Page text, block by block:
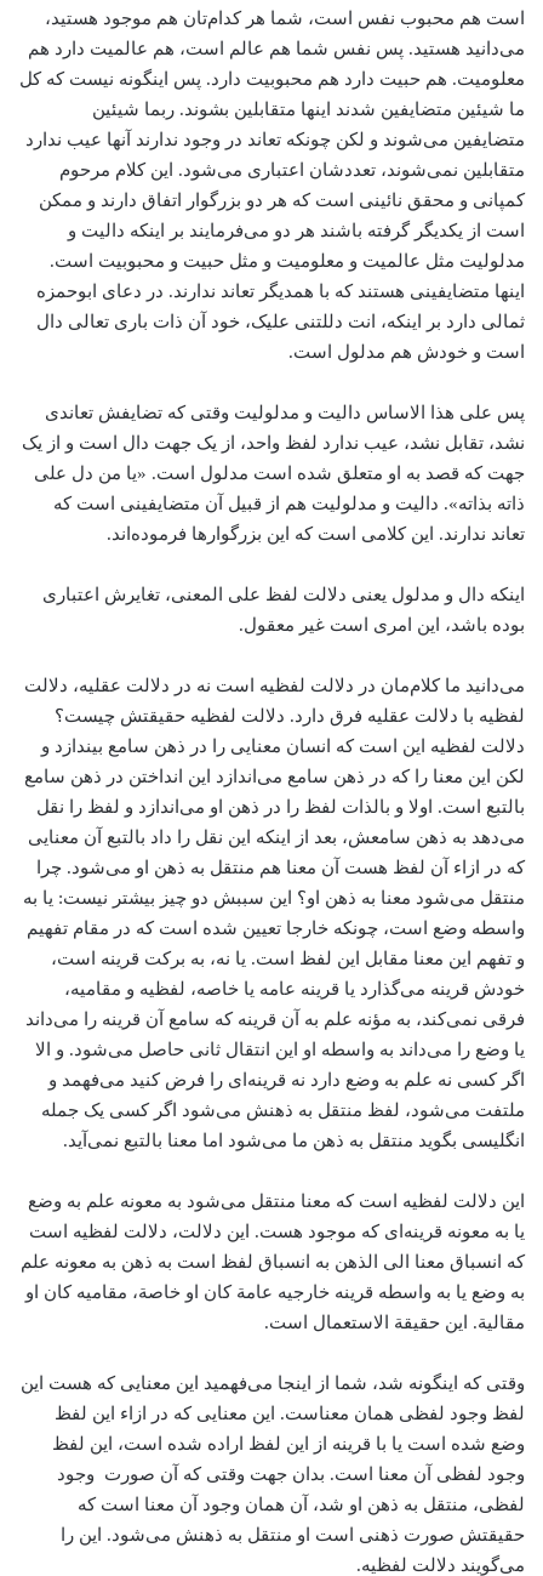
است هم محبوب نفس است، شما هر کدام‌‌تان هم موجود هستید،
می‌دانید هستید. پس نفس شما هم عالم است، هم عالمیت دارد هم
معلومیت. هم حبیت دارد هم محبوبیت دارد. پس اینگونه نیست که کل
ما شیئین متضایفین شدند اینها متقابلین بشوند. ربما شیئین
متضایفین می‌شوند و لکن چونکه تعاند در وجود ندارند آنها عیب ندارد
متقابلین نمی‌شوند، تعددشان اعتباری می‌شود. این کلام مرحوم
کمپانی و محقق نائینی است که هر دو بزرگوار اتفاق دارند و ممکن
است از یکدیگر گرفته باشند هر دو می‌فرمایند بر اینکه دالیت و
مدلولیت مثل عالمیت و معلومیت و مثل حبیت و محبوبیت است.
اینها متضایفینی هستند که با همدیگر تعاند ندارند. در دعای ابوحمزه
ثمالی دارد بر اینکه، انت دللتنی علیک، خود آن ذات باری تعالی دال
است و خودش هم مدلول است.
پس علی هذا الاساس دالیت و مدلولیت وقتی که تضایفش تعاندی
نشد، تقابل نشد، عیب ندارد لفظ واحد، از یک جهت دال است و از یک
جهت که قصد به او متعلق شده است مدلول است. «یا من دل علی
ذاته بذاته». دالیت و مدلولیت هم از قبیل آن متضایفینی است که
تعاند ندارند. این کلامی است که این بزرگوارها فرموده‌اند.
اینکه دال و مدلول یعنی دلالت لفظ علی المعنی، تغایرش اعتباری
بوده باشد، این امری است غیر معقول.
می‌دانید ما کلام‌مان در دلالت لفظیه است نه در دلالت عقلیه، دلالت
لفظیه با دلالت عقلیه فرق دارد. دلالت لفظیه حقیقتش چیست؟
دلالت لفظیه این است که انسان معنایی را در ذهن سامع بیندازد و
لکن این معنا را که در ذهن سامع می‌اندازد این انداختن در ذهن سامع
بالتبع است. اولا و بالذات لفظ را در ذهن او می‌اندازد و لفظ را نقل
می‌دهد به ذهن سامعش، بعد از اینکه این نقل را داد بالتبع آن معنایی
که در ازاء‌ آن لفظ هست آن معنا هم منتقل به ذهن او می‌شود. چرا
منتقل می‌شود معنا به ذهن او؟ این سببش دو چیز بیشتر نیست: یا به
واسطه وضع است، چونکه خارجا تعیین شده است که در مقام تفهیم
و تفهم این معنا مقابل این لفظ است. یا نه، ‌به برکت قرینه است،
خودش قرینه می‌گذارد یا قرینه عامه یا خاصه، ‌لفظیه و مقامیه،
‌فرقی نمی‌کند، به مؤنه علم به آن قرینه که سامع آن قرینه را می‌داند
یا وضع را می‌داند به واسطه او این انتقال ثانی حاصل می‌شود. و الا
اگر کسی نه علم به وضع دارد نه قرینه‌ای را فرض کنید می‌فهمد و
ملتفت می‌شود، لفظ منتقل به ذهنش می‌شود اگر کسی یک جمله
انگلیسی بگوید منتقل به ذهن ما می‌شود اما معنا بالتبع نمی‌آید.
این دلالت لفظیه است که معنا منتقل می‌شود به معونه علم به وضع
یا به معونه قرینه‌ای که موجود هست. این دلالت، دلالت لفظیه است
که انسباق معنا الی الذهن به انسباق لفظ است به ذهن به معونه علم
به وضع یا به واسطه قرینه خارجیه عامة‌ کان او خاصة، مقامیه کان او
مقالیة. این حقیقة الاستعمال است.
وقتی که اینگونه شد، شما از اینجا می‌فهمید این معنایی که هست این
لفظ وجود لفظی همان معناست. این معنایی که در ازاء این لفظ
وضع شده است یا با قرینه از این لفظ اراده شده است، ‌این لفظ
وجود لفظی آن معنا است. بدان جهت وقتی که آن صورت وجود
لفظی، منتقل به ذهن او شد، آن همان وجود آن معنا است که
حقیقتش صورت ذهنی است او منتقل به ذهنش می‌شود. این را
می‌گویند دلالت لفظیه.